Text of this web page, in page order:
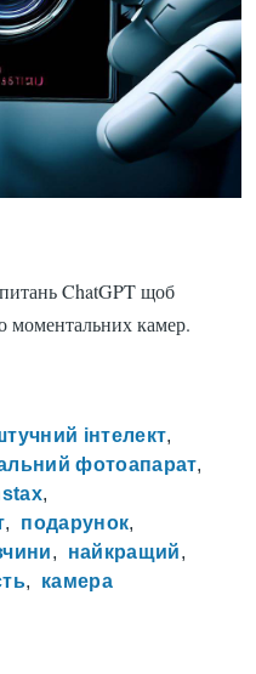
питань ChatGPT щоб
моментальних камер.
інтелект
фотоапарат
подарунок
найкращий
камера